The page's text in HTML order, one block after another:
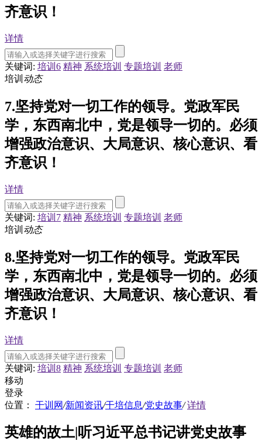
齐意识！
详情
关键词: 培训6 精神 系统培训 专题培训 老师
培训 动态
7.坚持党对一切工作的领导。党政军民
学，东西南北中，党是领导一切的。必须
增强政治意识、大局意识、核心意识、看
齐意识！
详情
关键词: 培训7 精神 系统培训 专题培训 老师
培训 动态
8.坚持党对一切工作的领导。党政军民
学，东西南北中，党是领导一切的。必须
增强政治意识、大局意识、核心意识、看
齐意识！
详情
关键词: 培训8 精神 系统培训 专题培训 老师
移动
登录
位置：
干训网/新闻资讯/干培信息/党史故事/ 详情
英雄的故土|听习近平总书记讲党史故事